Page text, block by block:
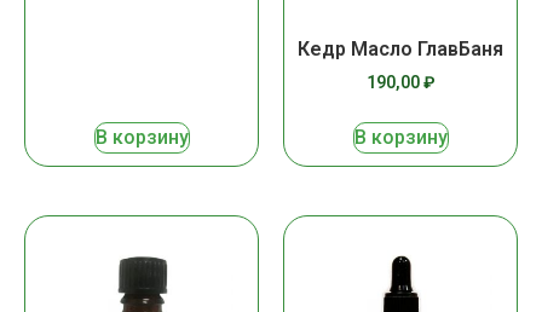
В корзину
Кедр Масло ГлавБаня
190,00₽
В корзину